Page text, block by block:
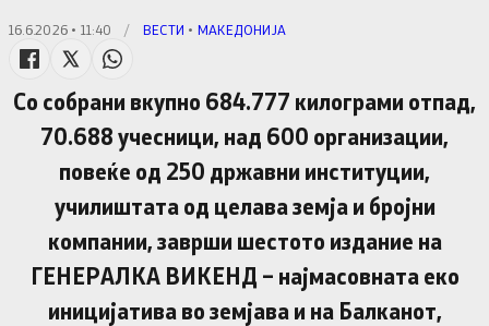
16.6.2026 • 11:40 / ВЕСТИ • МАКЕДОНИЈА
Со собрани вкупно 684.777 килограми отпад,
70.688 учесници, над 600 организации,
повеќе од 250 државни институции,
училиштата од целава земја и бројни
компании, заврши шестото издание на
ГЕНЕРАЛКА ВИКЕНД – најмасовната еко
иницијатива во земјава и на Балканот,